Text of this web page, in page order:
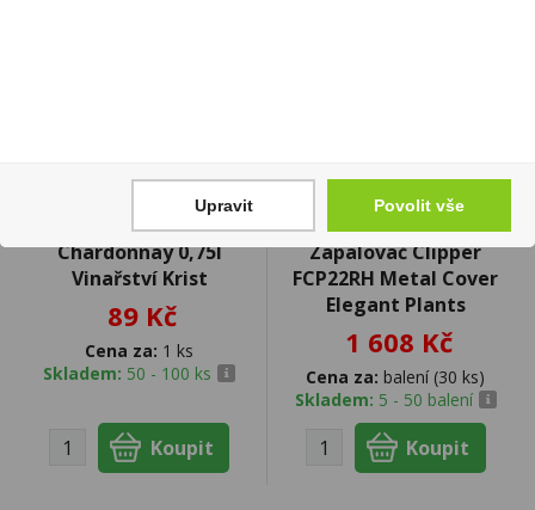
Chardonnay 0,75l
Vinařství Krist
89 Kč
Cena za: 1 ks
Skladem: 50 - 100 ks
Zapalovač Clipper
FCP22RH Metal Cover
Elegant Plants
1 608 Kč
Cena za: balení (30 ks)
Skladem: 5 - 50 balení
Upravit Povolit vše